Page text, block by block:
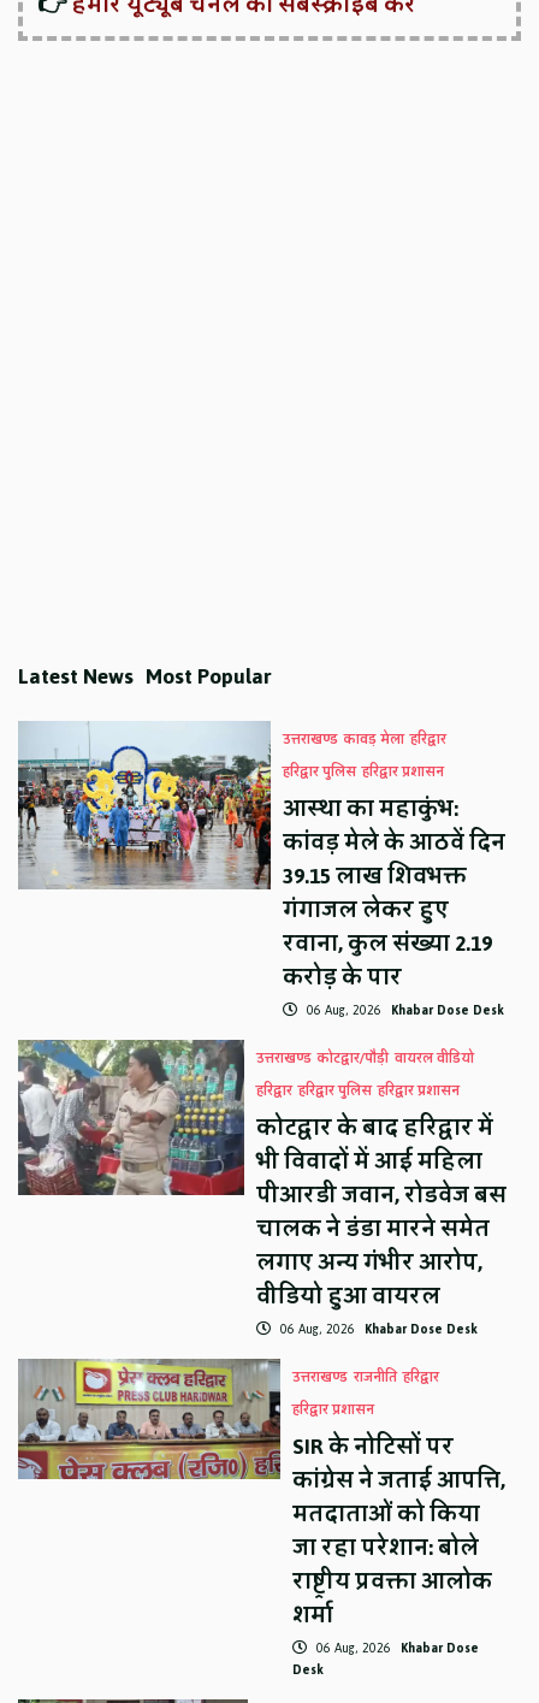
Latest News Most Popular
उत्तराखण्ड कावड़ मेला हरिद्वार
हरिद्वार पुलिस हरिद्वार प्रशासन
आस्था का महाकुंभ:
कांवड़ मेले के आठवें दिन
39.15 लाख शिवभक्त
गंगाजल लेकर हुए
रवाना, कुल संख्या 2.19
करोड़ के पार
06 Aug, 2026 Khabar Dose Desk
उत्तराखण्ड कोटद्वार/पौड़ी वायरल वीडियो
हरिद्वार हरिद्वार पुलिस हरिद्वार प्रशासन
कोटद्वार के बाद हरिद्वार में
भी विवादों में आई महिला
पीआरडी जवान, रोडवेज बस
चालक ने डंडा मारने समेत
लगाए अन्य गंभीर आरोप,
वीडियो हुआ वायरल
06 Aug, 2026 Khabar Dose Desk
उत्तराखण्ड राजनीति हरिद्वार
हरिद्वार प्रशासन
SIR के नोटिसों पर
कांग्रेस ने जताई आपत्ति,
मतदाताओं को किया
जा रहा परेशान: बोले
राष्ट्रीय प्रवक्ता आलोक
शर्मा
06 Aug, 2026 Khabar Dose
Desk